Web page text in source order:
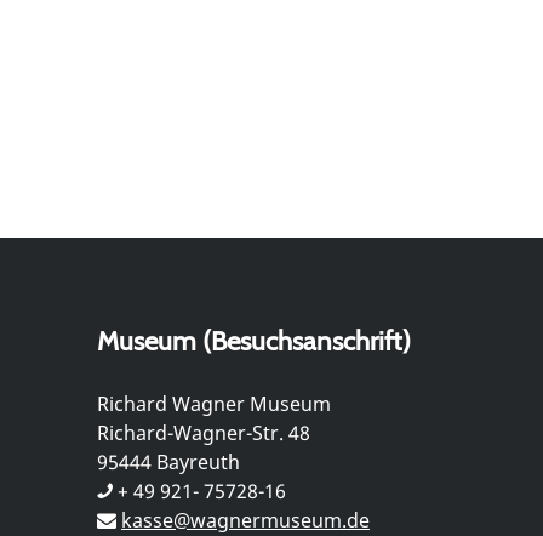
Museum (Besuchsanschrift)
Richard Wagner Museum
Richard-Wagner-Str. 48
95444 Bayreuth
+ 49 921- 75728-16
kasse@wagnermuseum.de